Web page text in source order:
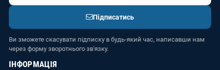
Підписатись
Ви зможете скасувати підписку в будь-який час, написавши нам
через форму зворотнього зв'язку.
ІНФОРМАЦІЯ